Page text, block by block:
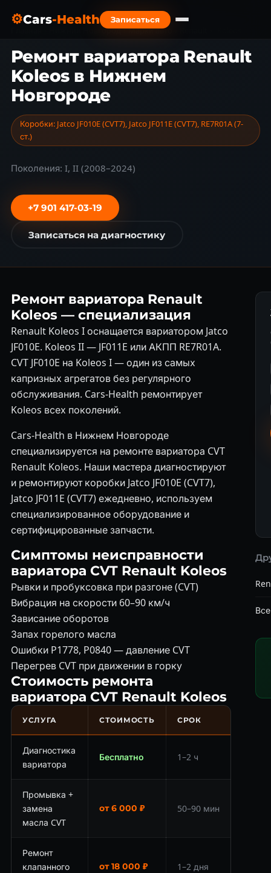
⚙Cars-Health Записаться
Нижний Новгород › Марки авто
Ремонт вариатора Renault
Koleos в Нижнем
Новгороде
Коробки: Jatco JF010E (CVT7), Jatco JF011E (CVT7), RE7R01A (7-
ст.)
Поколения: I, II (2008–2024)
+7 901 417-03-19
Записаться на диагностику
Ремонт вариатора Renault
Koleos — специализация
Renault Koleos I оснащается вариатором Jatco
JF010E. Koleos II — JF011E или АКПП RE7R01A.
CVT JF010E на Koleos I — один из самых
капризных агрегатов без регулярного
обслуживания. Cars-Health ремонтирует
Koleos всех поколений.
Cars-Health в Нижнем Новгороде
специализируется на ремонте вариатора CVT
Renault Koleos. Наши мастера диагностируют
и ремонтируют коробки Jatco JF010E (CVT7),
Jatco JF011E (CVT7) ежедневно, используем
специализированное оборудование и
сертифицированные запчасти.
Симптомы неисправности
вариатора CVT Renault Koleos
Рывки и пробуксовка при разгоне (CVT)
Вибрация на скорости 60–90 км/ч
Зависание оборотов
Запах горелого масла
Ошибки P1778, P0840 — давление CVT
Перегрев CVT при движении в горку
Стоимость ремонта
вариатора CVT Renault Koleos
УСЛУГА СТОИМОСТЬ СРОК
Диагностика
вариатора
Бесплатно 1–2 ч
Промывка +
замена
масла CVT
от 6 000 ₽ 50–90 мин
Ремонт
клапанного
от 18 000 ₽ 1–2 дня